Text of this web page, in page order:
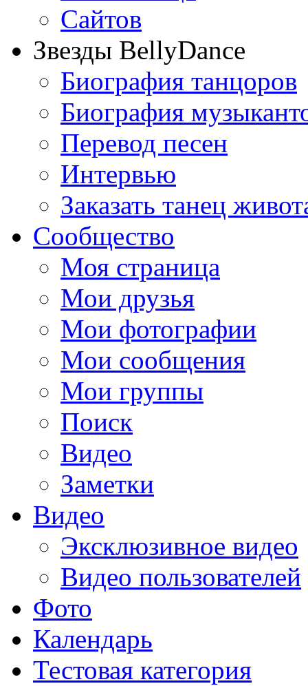
Сайтов
Звезды BellyDance
Биография танцоров
Биография
Перевод песен
Интервью
Заказать танец
Сообщество
Моя страница
Мои друзья
Мои фотографии
Мои сообщения
Мои группы
Поиск
Видео
Заметки
Видео
Эксклюзивное видео
Видео пользователей
Фото
Календарь
Тестовая категория